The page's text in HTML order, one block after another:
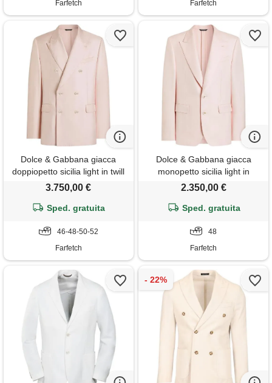
Farfetch
Farfetch
Dolce & Gabbana giacca
doppiopetto sicilia light in twill
di seta - rosa
3.750,00 €
Sped. gratuita
46-48-50-52
Farfetch
Dolce & Gabbana giacca
monopetto sicilia light in
viscosa - rosa
2.350,00 €
Sped. gratuita
48
Farfetch